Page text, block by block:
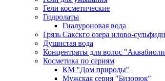
Гели косметические
Гидролаты
Гиалуроновая вода
Грязь Сакскго озера илово-
Душистая вода
Концентраты для волос
Косметика по сериям
КМ "Дом природы"
Мужская серия "Бизорюк"